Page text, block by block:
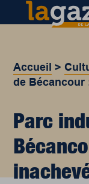
Accueil >
de Bécancour
Parc